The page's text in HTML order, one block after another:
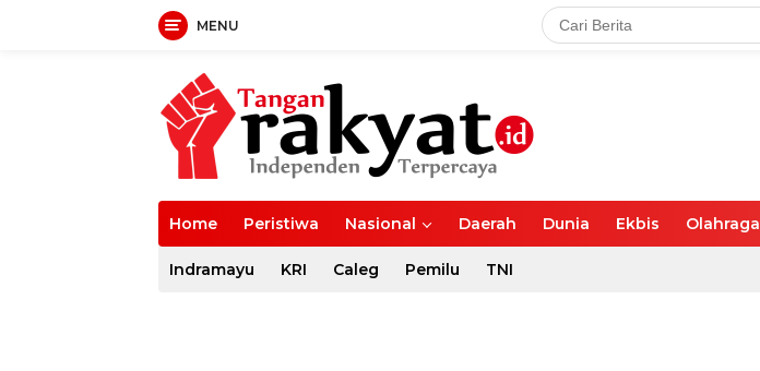
MENU
Home Peristiwa Nasional Daerah Dunia Ekbis Olahraga
Indramayu KRI Caleg Pemilu TNI